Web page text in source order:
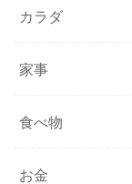
カラダ
家事
食べ物
お金